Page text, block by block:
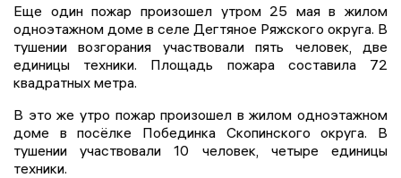
Еще один пожар произошел утром 25 мая в жилом
одноэтажном доме в селе Дегтяное Ряжского округа. В
тушении возгорания участвовали пять человек, две
единицы техники. Площадь пожара составила 72
квадратных метра.
В это же утро пожар произошел в жилом одноэтажном
доме в посёлке Побединка Скопинского округа. В
тушении участвовали 10 человек, четыре единицы
техники.